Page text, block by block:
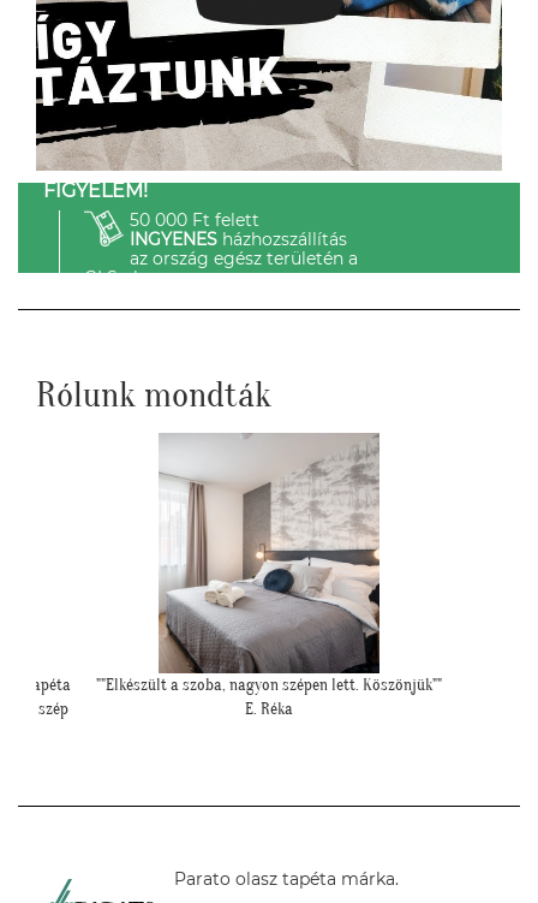
FIGYELEM!
50 000 Ft felett
INGYENESházhozszállítás
az ország egész területén a
GLS-el.
Rólunk mondták
"Meseszép lett a tapéta! Köszönöm a sok
segítséget"
Parato olasz tapéta márka.